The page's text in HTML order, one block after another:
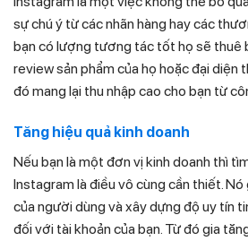
sự chú ý từ các nhãn hàng hay các
bạn có lượng tương tác tốt họ sẽ thuê
review sản phẩm của họ hoặc đại diện
đó mang lại thu nhập cao cho bạn từ
Tăng hiệu quả kinh doanh
Nếu bạn là một đơn vị kinh doanh thì
Instagram là điều vô cùng cần thiết.
của người dùng và xây dựng độ uy tín
đối với tài khoản của bạn. Từ đó gia